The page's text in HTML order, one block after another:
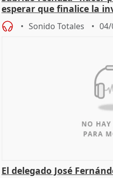
esperar que finalice la
Sonido Totales
El delegado José